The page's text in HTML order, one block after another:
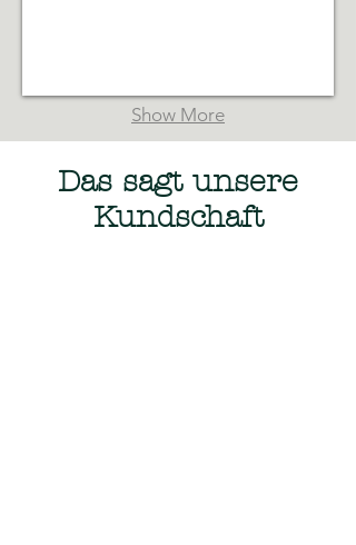
Show More
Das sagt unsere
Kundschaft